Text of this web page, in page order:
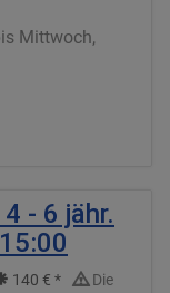
Mittwoch,
- 6 jähr.
140 € *
Die